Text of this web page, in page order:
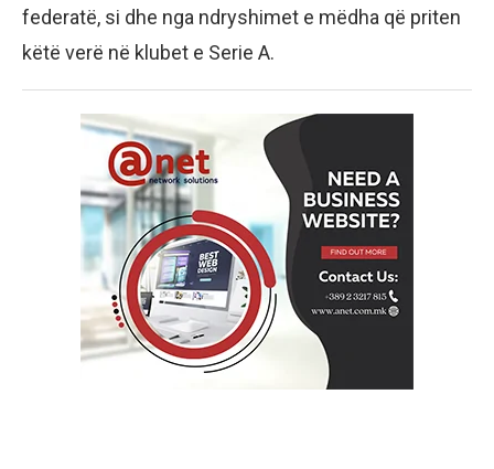
federatë, si dhe nga ndryshimet e mëdha që priten
këtë verë në klubet e Serie A.